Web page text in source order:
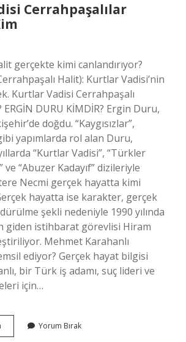
Cerrahpaşalılar
gerçekte kimi canlandırıyor?
Halit): Kurtlar Vadisi’nin
Kurtlar Vadisi Cerrahpaşalı
DURU KİMDİR? Ergin Duru,
doğdu. “Kaygısızlar”,
yapımlarda rol alan Duru,
“Kurtlar Vadisi”, “Türkler
ve “Abuzer Kadayıf” dizileriyle
Necmi gerçek hayatta kimi
hayatta ise karakter, gerçek
şekli nedeniyle 1990 yılında
giden istihbarat görevlisi Hiram
Mehmet Karahanlı
ediyor? Gerçek hayat bilgisi
bir Türk iş adamı, suç lideri ve
için…
Vadisi
Yorum Bırak